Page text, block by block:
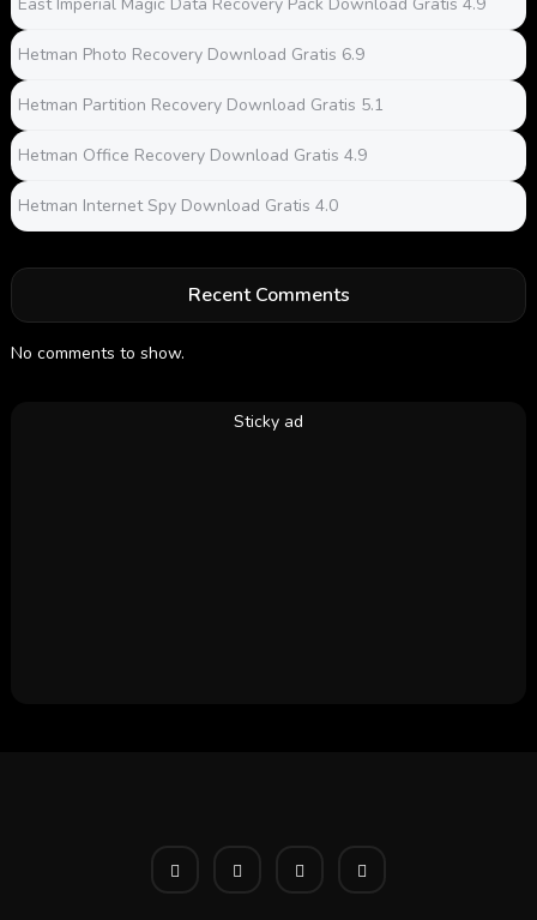
Hetman Photo Recovery Download Gratis 6.9
Hetman Partition Recovery Download Gratis 5.1
Hetman Office Recovery Download Gratis 4.9
Hetman Internet Spy Download Gratis 4.0
Recent Comments
No comments to show.
Sticky ad